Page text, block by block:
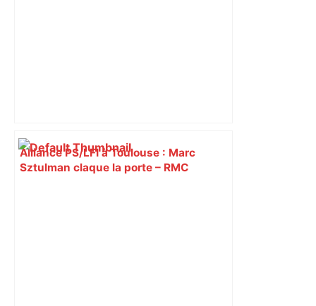
Alliance PS/LFI à Toulouse : Marc
Sztulman claque la porte – RMC